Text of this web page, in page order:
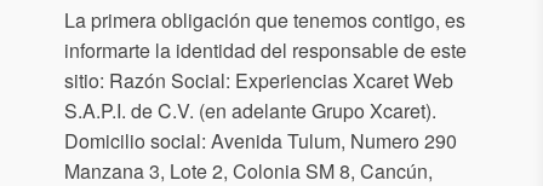
La primera obligación que tenemos contigo, es
informarte la identidad del responsable de este
sitio: Razón Social: Experiencias Xcaret Web
S.A.P.I. de C.V. (en adelante Grupo Xcaret).
Domicilio social: Avenida Tulum, Numero 290
Manzana 3, Lote 2, Colonia SM 8, Cancún,
Otorgo mi
permiso
para
suscribirme
a esta lista
de envío.